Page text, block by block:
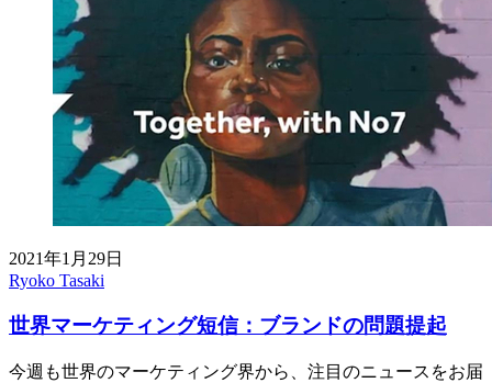
2021年1月29日
Ryoko Tasaki
世界マーケティング短信：ブランドの問題提起
今週も世界のマーケティング界から、注目のニュースをお届